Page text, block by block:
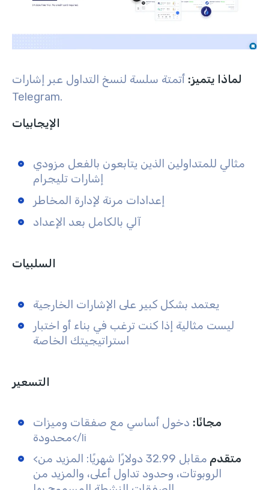
لماذا يتميز: أتمتة سلسة لنسخ التداول عبر إشارات
Telegram.
الإيجابيات
مثالي للمتداولين الذين يتابعون بالفعل مزودي
إشارات تليجرام
إعدادات مرنة لإدارة المخاطر
آلي بالكامل بعد الإعداد
السلبيات
يعتمد بشكل كبير على الإشارات الخارجية
ليست مثالية إذا كنت ترغب في بناء أو اختبار
استراتيجيتك الخاصة
التسعير
مجانًا: دخول أساسي مع صفقات وميزات
محدودة</li
<
متقدم
مقابل 32.99 دولارًا شهريًا: المزيد من
الروبوتات، وحدود تداول أعلى، والمزيد من